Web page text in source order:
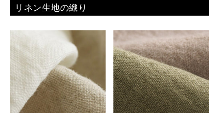
リネン生地の織り